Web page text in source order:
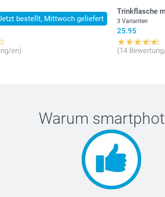
bestellt, Mittwoch geliefert
en)
Trinkflasche
3 Varianten
25.95
(14
Warum